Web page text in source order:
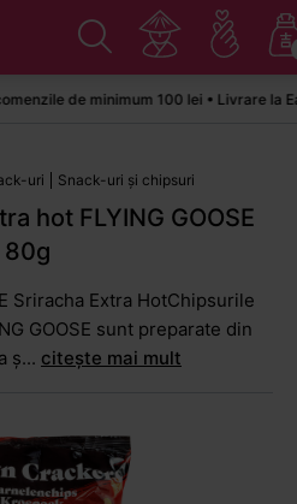
de minimum 100 lei • Livrare la
uri Snack-uri și chipsuri
hot FLYING GOOSE
80g
Sriracha Extra HotChipsurile
GOOSE sunt preparate din
ș... citește mai mult